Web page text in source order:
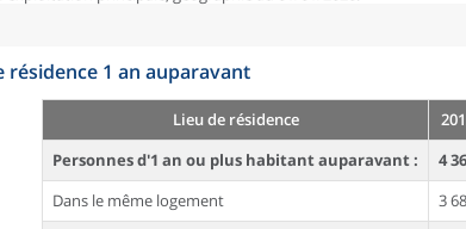
résidence 1 an auparavant
Lieu de résidence
Personnes d'1 an ou plus habitant auparavant :
4
Dans le même logement
3